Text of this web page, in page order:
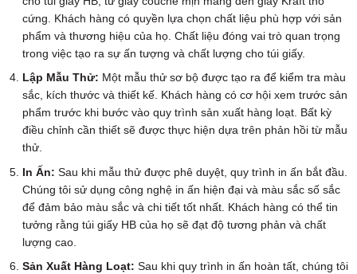
cứng. Khách hàng có quyền lựa chọn chất liệu phù hợp với sản
phẩm và thương hiệu của họ. Chất liệu đóng vai trò quan trọng
trong việc tạo ra sự ấn tượng và chất lượng cho túi giấy.
Lập Mẫu Thử: Một mẫu thử sơ bộ được tạo ra để kiểm tra màu
sắc, kích thước và thiết kế. Khách hàng có cơ hội xem trước sản
phẩm trước khi bước vào quy trình sản xuất hàng loạt. Bất kỳ
điều chỉnh cần thiết sẽ được thực hiện dựa trên phản hồi từ mẫu
thử.
In Ấn: Sau khi mẫu thử được phê duyệt, quy trình in ấn bắt đầu.
Chúng tôi sử dụng công nghệ in ấn hiện đại và màu sắc số sắc
để đảm bảo màu sắc và chi tiết tốt nhất. Khách hàng có thể tin
tưởng rằng túi giấy HB của họ sẽ đạt độ tương phản và chất
lượng cao.
Sản Xuất Hàng Loạt: Sau khi quy trình in ấn hoàn tất, chúng tôi